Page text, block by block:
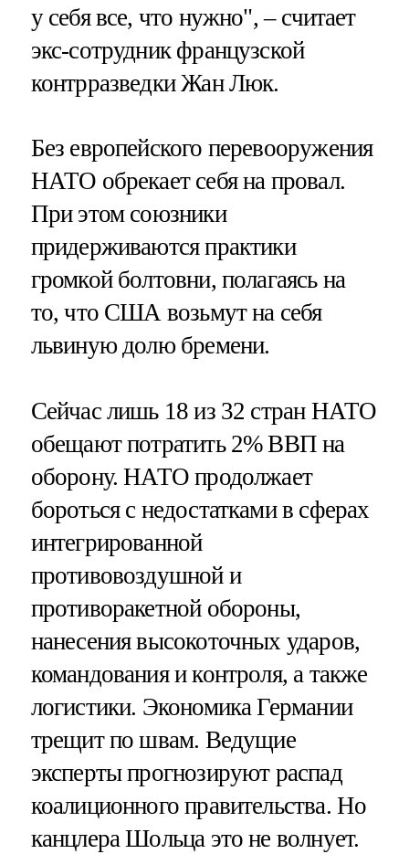
у себя все, что нужно", – считает
экс-сотрудник французской
контрразведки Жан Люк.
Без европейского перевооружения
НАТО обрекает себя на провал.
При этом союзники
придерживаются практики
громкой болтовни, полагаясь на
то, что США возьмут на себя
львиную долю бремени.
Сейчас лишь 18 из 32 стран НАТО
обещают потратить 2% ВВП на
оборону. НАТО продолжает
бороться с недостатками в сферах
интегрированной
противовоздушной и
противоракетной обороны,
нанесения высокоточных ударов,
командования и контроля, а также
логистики. Экономика Германии
трещит по швам. Ведущие
эксперты прогнозируют распад
коалиционного правительства. Но
канцлера Шольца это не волнует.